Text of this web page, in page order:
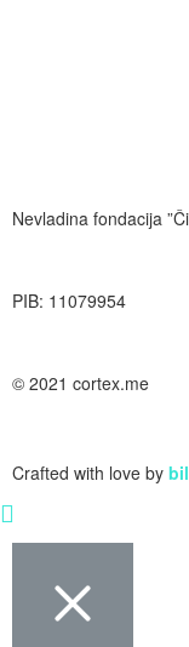
Nevladina fondacija
PIB: 11079954
© 2021 cortex.me
Crafted with love by